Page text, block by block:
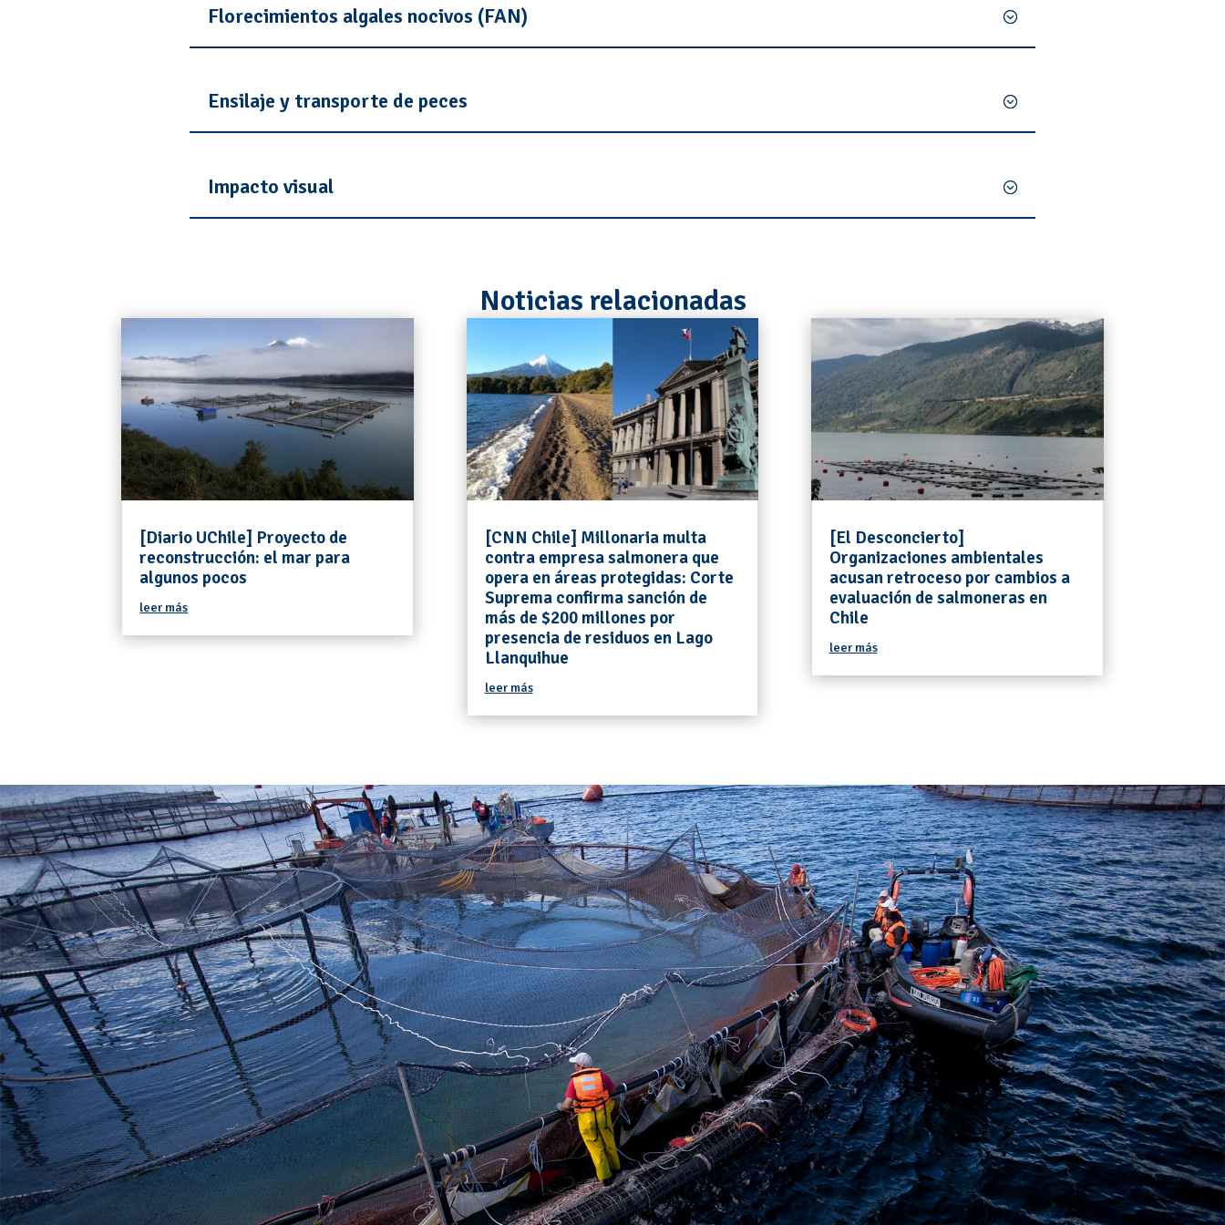
Florecimientos algales nocivos (FAN)
Ensilaje y transporte de peces
Impacto visual
Noticias relacionadas
[Diario UChile] Proyecto de
reconstrucción: el mar para
algunos pocos
leer más
[CNN Chile] Millonaria multa
contra empresa salmonera que
opera en áreas protegidas: Corte
Suprema confirma sanción de
más de $200 millones por
presencia de residuos en Lago
Llanquihue
leer más
[El Desconcierto]
Organizaciones ambientales
acusan retroceso por cambios a
evaluación de salmoneras en
Chile
leer más